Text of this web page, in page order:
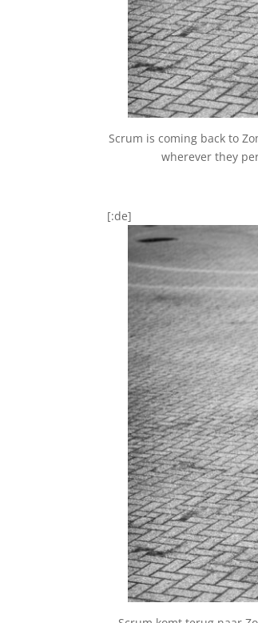
Scrum is coming back to
wherever they
[:de]